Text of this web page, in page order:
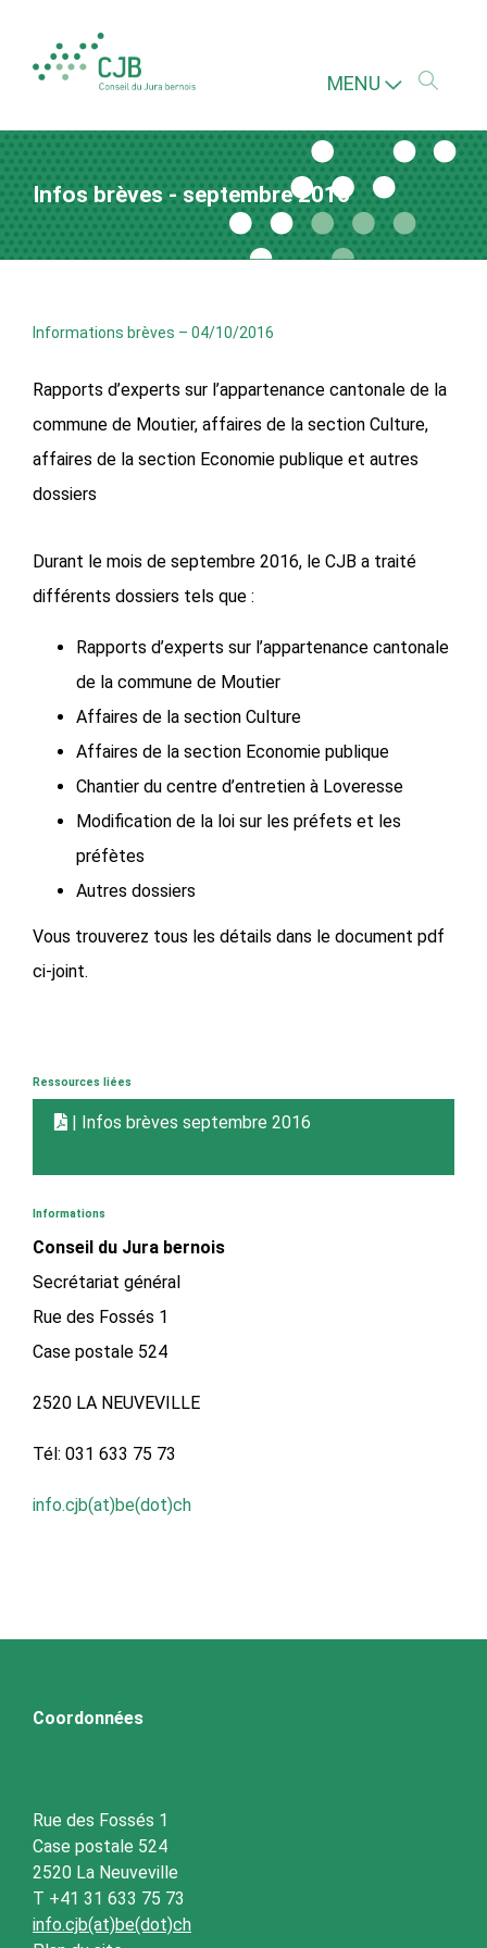
MENU
Infos brèves - septembre 2016
Informations brèves – 04/10/2016
Rapports d’experts sur l’appartenance cantonale de la
commune de Moutier, affaires de la section Culture,
affaires de la section Economie publique et autres
dossiers
Durant le mois de septembre 2016, le CJB a traité
différents dossiers tels que :
Rapports d’experts sur l’appartenance cantonale
de la commune de Moutier
Affaires de la section Culture
Affaires de la section Economie publique
Chantier du centre d’entretien à Loveresse
Modification de la loi sur les préfets et les
préfètes
Autres dossiers
Vous trouverez tous les détails dans le document pdf
ci-joint.
Ressources liées
| Infos brèves septembre 2016
Informations
Conseil du Jura bernois
Secrétariat général
Rue des Fossés 1
Case postale 524
2520 LA NEUVEVILLE
Tél: 031 633 75 73
info.cjb(at)be(dot)ch
Coordonnées
Rue des Fossés 1
Case postale 524
2520 La Neuveville
T +41 31 633 75 73
info.cjb(at)be(dot)ch